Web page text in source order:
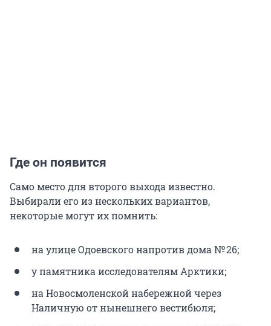
Где он появится
Само место для второго выхода известно.
Выбирали его из нескольких вариантов,
некоторые могут их помнить:
на улице Одоевского напротив дома № 26;
у памятника исследователям Арктики;
на Новосмоленской набережной через
Наличную от нынешнего вестибюля;